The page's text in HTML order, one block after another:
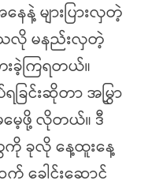
နဲ့ များပြားလှတဲ့
လို မနည်းလှတဲ့
ခဲ့ကြရတယ်။
ြင်းဆိုတာ အမြွှာ
မေ့ဖို့ လိုတယ်။ ဒီ
ခုလို နေ့ထူးနေ့
ခေါင်းဆောင်